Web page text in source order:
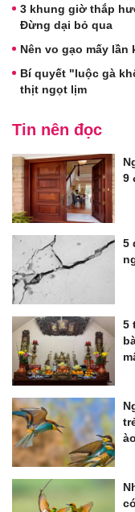
3 khung giờ thắp
Đừng dại bỏ qua
Nên vo gạo mấy
Bí quyết "luộc gà
thịt ngọt lịm
Tin nên đọc
9
5
5